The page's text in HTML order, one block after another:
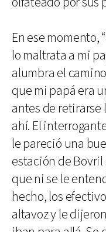
En ese momento,
lo maltrata a mi
alumbra el
que mi papá era
antes de
ahí. El
le pareció una
estación de
que ni se le
hecho, los
altavoz y le